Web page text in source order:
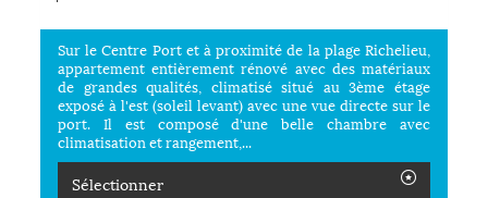
Sur le Centre Port et à proximité de la plage Richelieu,
appartement entièrement rénové avec des matériaux
de grandes qualités, climatisé situé au 3ème étage
exposé à l'est (soleil levant) avec une vue directe sur le
port. Il est composé d'une belle chambre avec
climatisation et rangement,...
Sélectionner